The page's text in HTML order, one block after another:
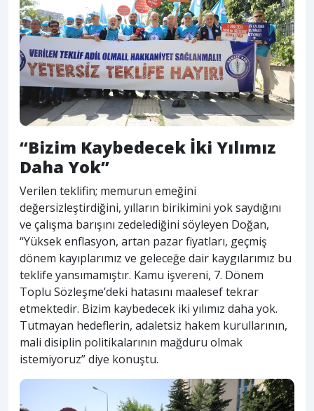
“Bizim Kaybedecek İki Yılımız
Daha Yok”
Verilen teklifin; memurun emeğini
değersizleştirdiğini, yılların birikimini yok saydığını
ve çalışma barışını zedelediğini söyleyen Doğan,
“Yüksek enflasyon, artan pazar fiyatları, geçmiş
dönem kayıplarımız ve geleceğe dair kaygılarımız bu
teklife yansımamıştır. Kamu işvereni, 7. Dönem
Toplu Sözleşme’deki hatasını maalesef tekrar
etmektedir. Bizim kaybedecek iki yılımız daha yok.
Tutmayan hedeflerin, adaletsiz hakem kurullarının,
mali disiplin politikalarının mağduru olmak
istemiyoruz” diye konuştu.